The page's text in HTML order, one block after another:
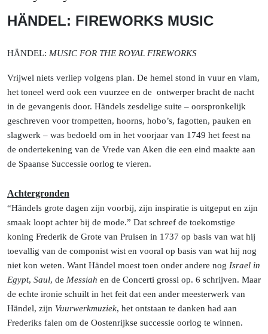
HÄNDEL: FIREWORKS MUSIC
HÄNDEL: MUSIC FOR THE ROYAL FIREWORKS
Vrijwel niets verliep volgens plan. De hemel stond in vuur en vlam,
het toneel werd ook een vuurzee en de ontwerper bracht de nacht
in de gevangenis door. Händels zesdelige suite – oorspronkelijk
geschreven voor trompetten, hoorns, hobo’s, fagotten, pauken en
slagwerk – was bedoeld om in het voorjaar van 1749 het feest na
de ondertekening van de Vrede van Aken die een eind maakte aan
de Spaanse Successie oorlog te vieren.
Achtergronden
“Händels grote dagen zijn voorbij, zijn inspiratie is uitgeput en zijn
smaak loopt achter bij de mode.” Dat schreef de toekomstige
koning Frederik de Grote van Pruisen in 1737 op basis van wat hij
toevallig van de componist wist en vooral op basis van wat hij nog
niet kon weten. Want Händel moest toen onder andere nog Israel in
Egypt, Saul, de Messiah en de Concerti grossi op. 6 schrijven. Maar
de echte ironie schuilt in het feit dat een ander meesterwerk van
Händel, zijn Vuurwerkmuziek, het ontstaan te danken had aan
Frederiks falen om de Oostenrijkse successie oorlog te winnen.